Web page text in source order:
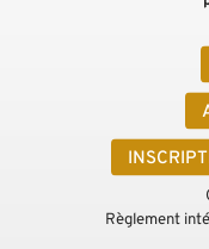
Règlement